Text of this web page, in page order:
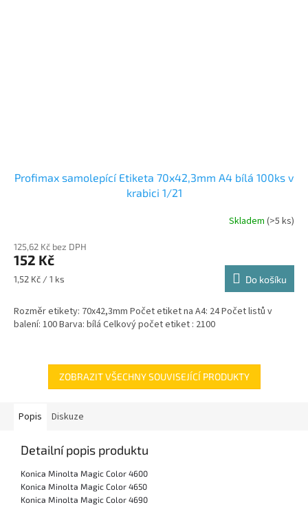
Profimax samolepící Etiketa 70x42,3mm A4 bílá 100ks v
krabici 1/21
Skladem (>5 ks)
125,62 Kč bez DPH
152 Kč
Měrná
1,52 Kč / 1 ks Do košíku
Rozměr etikety: 70x42,3mm Počet etiket na A4: 24 Počet listů v
balení: 100 Barva: bílá Celkový počet etiket : 2100
ZOBRAZIT VŠECHNY SOUVISEJÍCÍ PRODUKTY
Popis Diskuze
Detailní popis produktu
Konica Minolta Magic Color 4600
Konica Minolta Magic Color 4650
Konica Minolta Magic Color 4690